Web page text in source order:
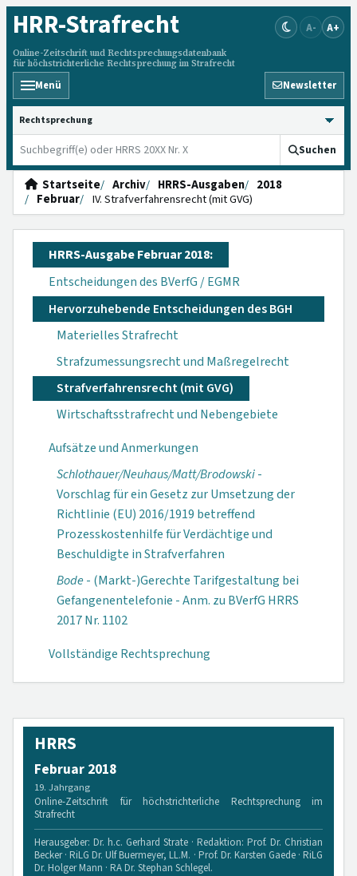
HRR-Strafrecht
Online-Zeitschrift und Rechtsprechungsdatenbank
für höchstrichterliche Rechtsprechung im Strafrecht
A- A+
Menü Newsletter
HRRS durchsuchen
Suchen
Startseite Archiv HRRS-Ausgaben
2018
Februar
IV. Strafverfahrensrecht (mit GVG)
HRRS-Ausgabe Februar 2018:
Entscheidungen des BVerfG / EGMR
Hervorzuhebende Entscheidungen des BGH
Materielles Strafrecht
Strafzumessungsrecht und Maßregelrecht
Strafverfahrensrecht (mit GVG)
Wirtschaftsstrafrecht und Nebengebiete
Aufsätze und Anmerkungen
Schloth­auer/Neu­haus/Matt/Bro­dowski-
Vorschlag für ein Gesetz zur Umsetzung der
Richtlinie (EU) 2016/1919 betreffend
Prozesskostenhilfe für Verdächtige und
Beschuldigte in Strafverfahren
Bode- (Markt-)Ge­rechte Tarif­gestaltung bei
Gefangenen­telefonie - Anm. zu BVerfG HRRS
2017 Nr. 1102
Vollständige Rechtsprechung
HRRS
Februar 2018
19. Jahrgang
Online-Zeitschrift für höchstrichterliche Rechtsprechung im
Strafrecht
Herausgeber: Dr. h.c. Gerhard Strate · Redaktion: Prof. Dr. Christian
Becker · RiLG Dr. Ulf Buermeyer, LL.M. · Prof. Dr. Karsten Gaede · RiLG
Dr. Holger Mann · RA Dr. Stephan Schlegel.